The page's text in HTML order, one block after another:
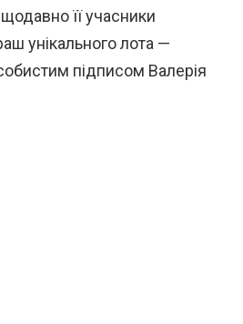
її учасники
унікального лота —
підписом Валерія